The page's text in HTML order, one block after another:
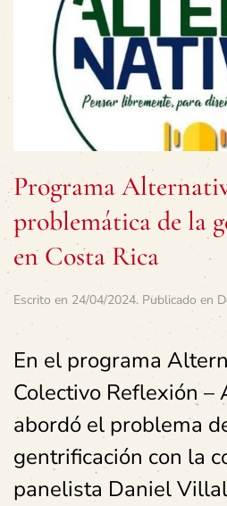
Programa
problemática de la
en Costa Rica
Escrito en 24/04/2024. Publicado en
En el programa
Colectivo Reflexión –
abordó el problema
gentrificación con la
panelista Daniel